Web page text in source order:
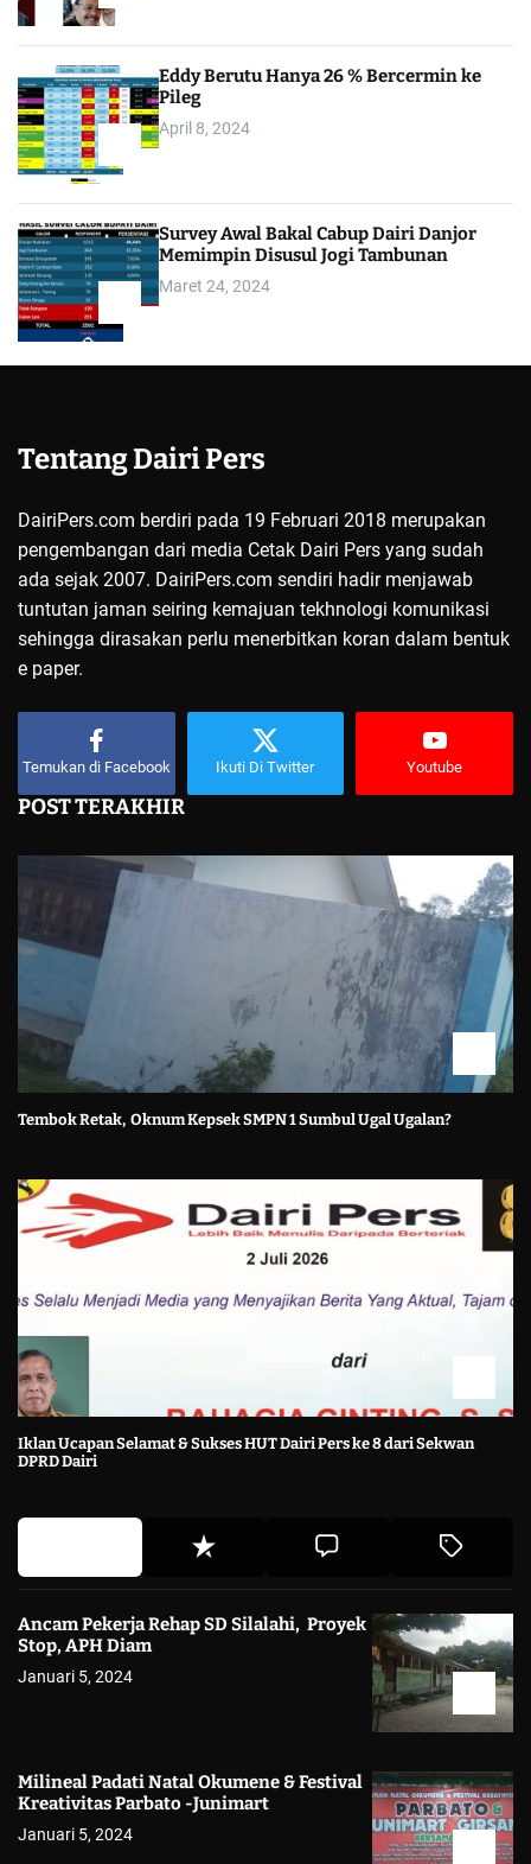
Eddy Berutu Hanya 26 % Bercermin ke
Pileg
April 8, 2024
Survey Awal Bakal Cabup Dairi Danjor
Memimpin Disusul Jogi Tambunan
Maret 24, 2024
Tentang Dairi Pers
DairiPers.com berdiri pada 19 Februari 2018 merupakan
pengembangan dari media Cetak Dairi Pers yang sudah
ada sejak 2007. DairiPers.com sendiri hadir menjawab
tuntutan jaman seiring kemajuan tekhnologi komunikasi
sehingga dirasakan perlu menerbitkan koran dalam bentuk
e paper.
Temukan di Facebook Ikuti Di Twitter Youtube
POST TERAKHIR
Tembok Retak, Oknum Kepsek SMPN 1 Sumbul Ugal Ugalan?
Iklan Ucapan Selamat & Sukses HUT Dairi Pers ke 8 dari Sekwan
DPRD Dairi
Ancam Pekerja Rehap SD Silalahi, Proyek
Stop, APH Diam
Januari 5, 2024
Milineal Padati Natal Okumene & Festival
Kreativitas Parbato -Junimart
Januari 5, 2024